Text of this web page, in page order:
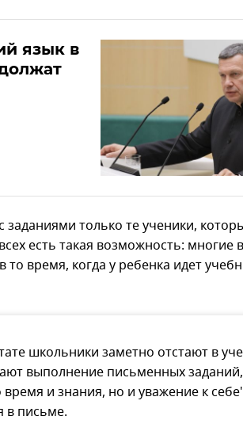
язык в
заданиями только те ученики,
есть такая возможность: многие
время, когда у ребенка идет
школьники заметно отстают в
выполнение письменных
время и знания, но и уважение к
в письме.